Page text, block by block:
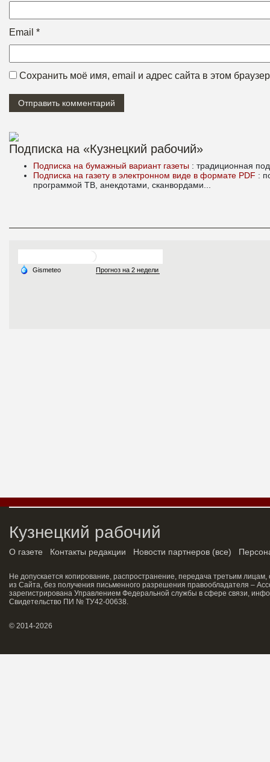
Email *
Сохранить моё имя, email и адрес сайта в этом
Подписка на «Кузнецкий рабочий»
Подписка на бумажный вариант газеты : традиционная
Подписка на газету в электронном виде в формате PDF :
программой ТВ, анекдотами, сканвордами...
Кузнецкий рабочий
О газете Контакты редакции Новости партнеров (все)
Не допускается копирование, распространение, передача третьим
из Сайта, без получения письменного разрешения правообладателя –
зарегистрирована Управлением Федеральной службы в сфере связи,
Свидетельство ПИ № ТУ42-00638.
© 2014-2026